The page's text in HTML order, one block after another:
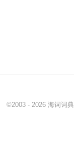
©2003 - 2026 海词词典